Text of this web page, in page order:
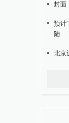
封面
预计
陆
北京